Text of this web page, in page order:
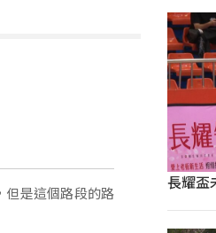
但是這個路段的路
長耀盃